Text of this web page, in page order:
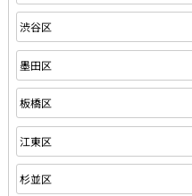
渋谷区
墨田区
板橋区
江東区
杉並区